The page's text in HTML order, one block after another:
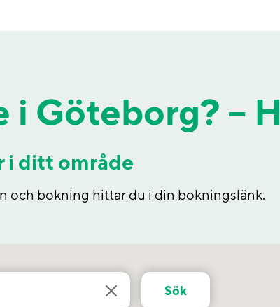
i Göteborg? –
i ditt område
och bokning hittar du i din bokningslänk.
Sök